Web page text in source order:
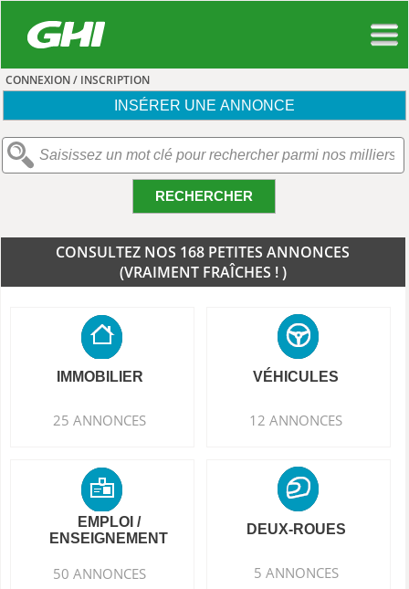
CONNEXION / INSCRIPTION
CONSULTEZ NOS 168 PETITES ANNONCES
(VRAIMENT FRAÎCHES ! )
IMMOBILIER
25 ANNONCES
VÉHICULES
12 ANNONCES
EMPLOI /
ENSEIGNEMENT
50 ANNONCES
DEUX-ROUES
5 ANNONCES
INSÉRER UNE ANNONCE
RECHERCHER